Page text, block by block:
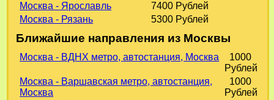
Москва - Ярославль
7400 Рублей
Москва - Рязань
5300 Рублей
Ближайшие направления из Москвы
Москва - ВДНХ метро, автостанция, Москва
1000
Рублей
Москва - Варшавская метро, автостанция,
Москва
1000
Рублей